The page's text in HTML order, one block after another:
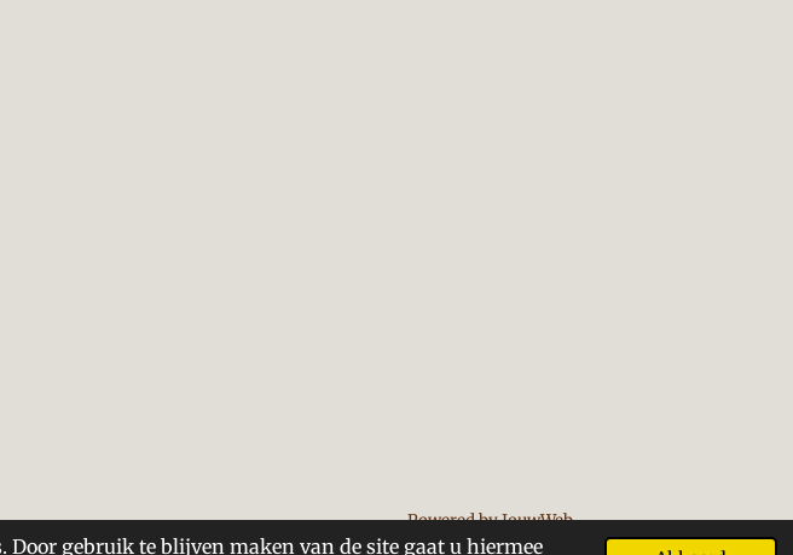
gebruik te blijven maken van de site gaat u hiermee
Powered byJouwWeb